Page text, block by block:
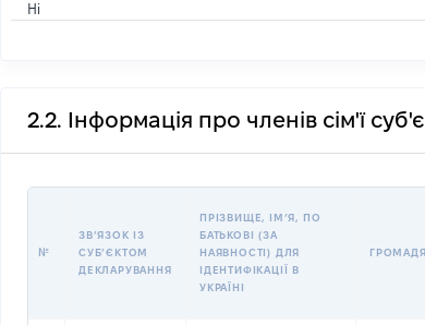
Ні
2.2. Інформація про членів сім'ї
№
ЗВʼЯЗОК ІЗ
СУБʼЄКТОМ
ДЕКЛАРУВАННЯ
ПРІЗВИЩЕ, ІМʼЯ, ПО
БАТЬКОВІ (ЗА
НАЯВНОСТІ) ДЛЯ
ІДЕНТИФІКАЦІЇ В
УКРАЇНІ